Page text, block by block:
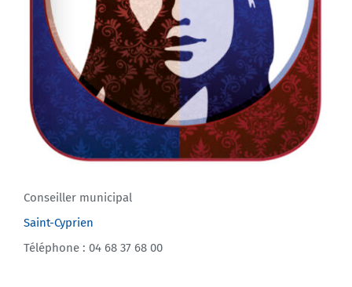
Conseiller municipal
Saint-Cyprien
Téléphone : 04 68 37 68 00